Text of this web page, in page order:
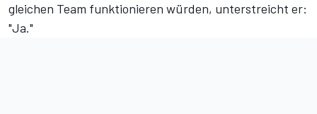
gleichen Team funktionieren würden, unterstreicht er:
"Ja."